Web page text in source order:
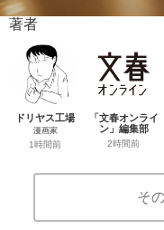
著者
ドリヤス工場
漫画家
1時間前
「文春オンライ
ン」編集部
2時間前
そ